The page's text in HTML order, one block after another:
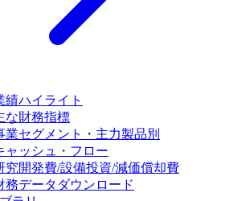
績ハイライト
な財務指標
業セグメント・主力製品別
ャッシュ・フロー
究開発費/設備投資/減価償却費
務データダウンロード